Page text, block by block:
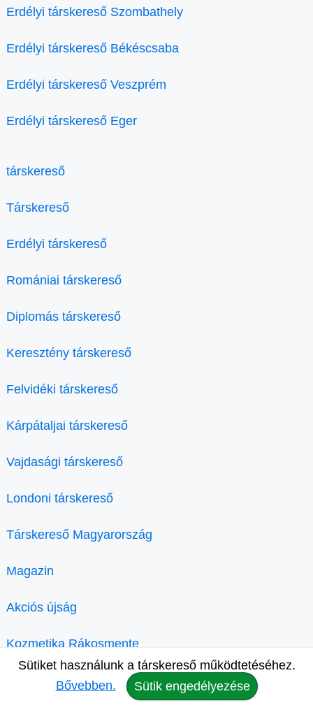
Erdélyi társkereső Szombathely
Erdélyi társkereső Békéscsaba
Erdélyi társkereső Veszprém
Erdélyi társkereső Eger
társkereső
Társkereső
Erdélyi társkereső
Romániai társkereső
Diplomás társkereső
Keresztény társkereső
Felvidéki társkereső
Kárpátaljai társkereső
Vajdasági társkereső
Londoni társkereső
Társkereső Magyarország
Magazin
Akciós újság
Kozmetika Rákosmente
Sütiket használunk a társkereső működtetéséhez.
Bővebben.
Sütik engedélyezése